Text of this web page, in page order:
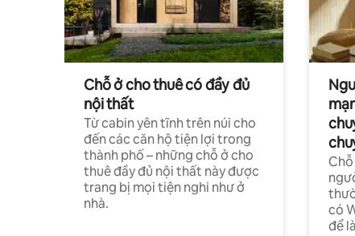
Chỗ ở cho thuê có đầy đủ
nội thất
Từ cabin yên tĩnh trên núi cho
đến các căn hộ tiện lợi trong
thành phố – những chỗ ở cho
thuê đầy đủ nội thất này được
trang bị mọi tiện nghi như ở
nhà.
có
để